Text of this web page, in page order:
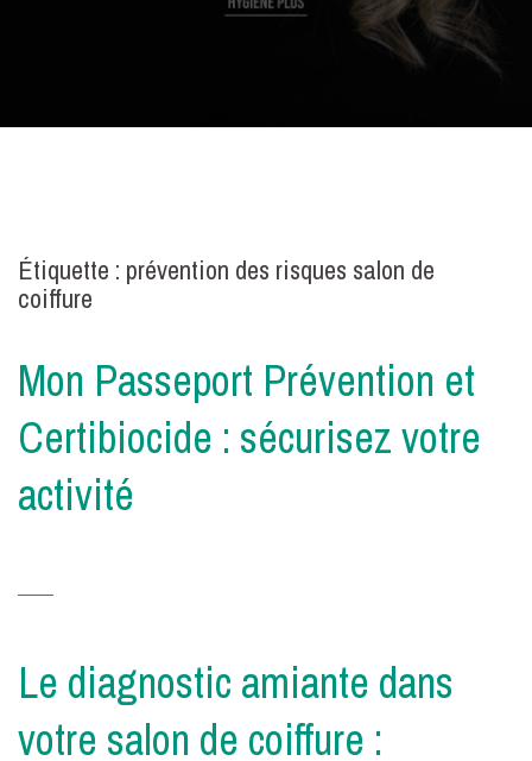
Étiquette : prévention des risques salon de
coiffure
Mon Passeport Prévention et
Certibiocide : sécurisez votre
activité
Le diagnostic amiante dans
votre salon de coiffure :